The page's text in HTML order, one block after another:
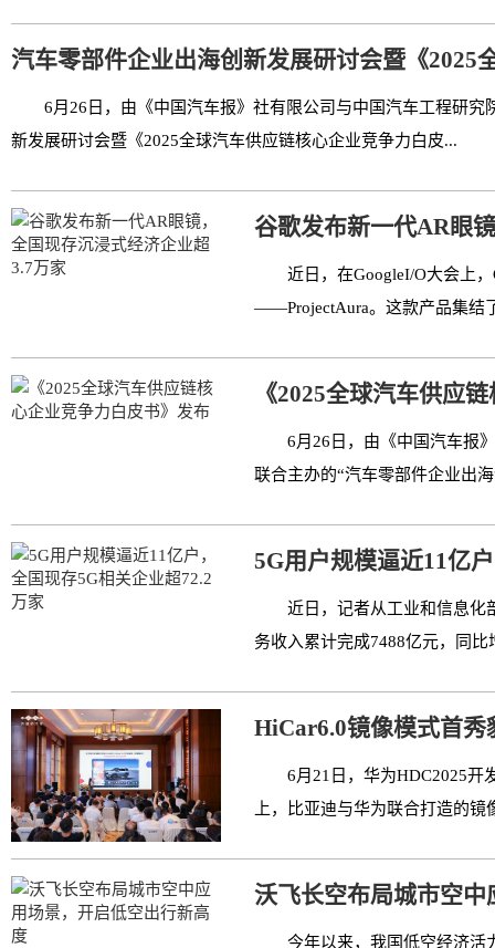
汽车零部件企业出海创新发展研讨会暨《2025
6月26日，由《中国汽车报》社有限公司与中国汽车工程研
新发展研讨会暨《2025全球汽车供应链核心企业竞争力白皮...
谷歌发布新一代AR眼
近日，在GoogleI/O大会上
——ProjectAura。这款产品集结
《2025全球汽车供应
6月26日，由《中国汽车报
联合主办的“汽车零部件企业出
5G用户规模逼近11亿
近日，记者从工业和信息化
务收入累计完成7488亿元，同
HiCar6.0镜像模式首
6月21日，华为HDC2025开
上，比亚迪与华为联合打造的
沃飞长空布局城市空
今年以来，我国低空经济活